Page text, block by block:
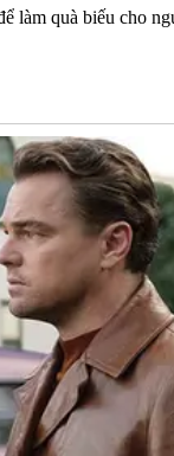
làm quà biếu cho